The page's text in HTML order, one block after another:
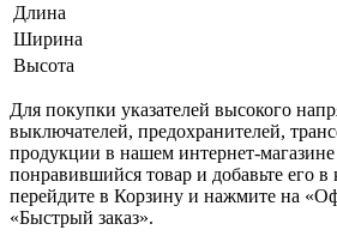
Длина
Ширина
Высота
Для покупки указателей высокого
выключателей, предохранителей,
продукции в нашем интернет-
понравившийся товар и добавьте его в
перейдите в Корзину и нажмите на
«Быстрый заказ».